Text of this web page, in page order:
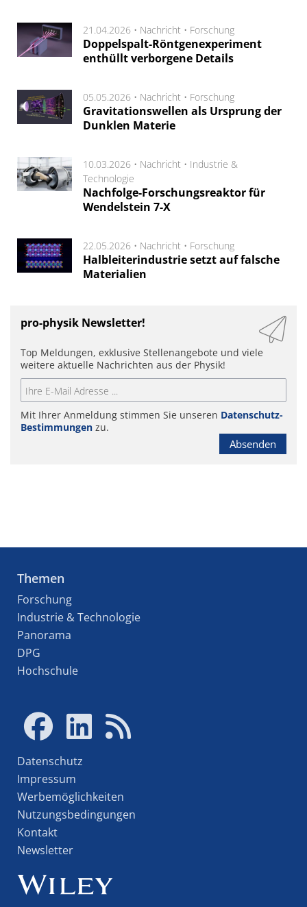
21.04.2026 • Nachricht • Forschung
Doppelspalt-Röntgenexperiment
enthüllt verborgene Details
05.05.2026 • Nachricht • Forschung
Gravitationswellen als Ursprung der
Dunklen Materie
10.03.2026 • Nachricht • Industrie &
Technologie
Nachfolge-Forschungsreaktor für
Wendelstein 7-X
22.05.2026 • Nachricht • Forschung
Halbleiterindustrie setzt auf falsche
Materialien
pro-physik Newsletter!
Top Meldungen, exklusive Stellenangebote und viele
weitere aktuelle Nachrichten aus der Physik!
Mit Ihrer Anmeldung stimmen Sie unseren Datenschutz-
Bestimmungen zu.
Absenden
Themen
Forschung
Industrie & Technologie
Panorama
DPG
Hochschule
Datenschutz
Impressum
Werbemöglichkeiten
Nutzungsbedingungen
Kontakt
Newsletter